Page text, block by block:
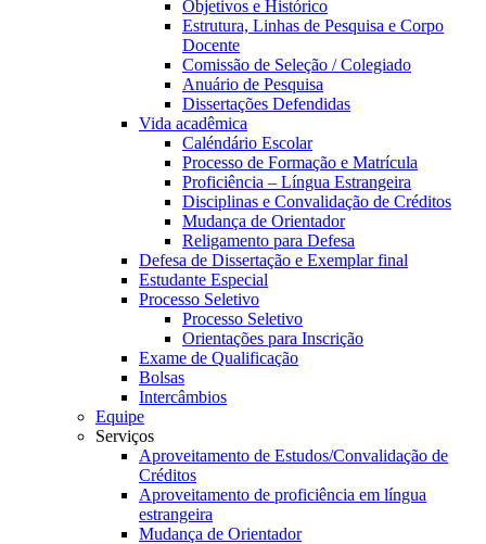
Objetivos e Histórico
Estrutura, Linhas de Pesquisa e Corpo
Docente
Comissão de Seleção / Colegiado
Anuário de Pesquisa
Dissertações Defendidas
Vida acadêmica
Caléndário Escolar
Processo de Formação e Matrícula
Proficiência – Língua Estrangeira
Disciplinas e Convalidação de Créditos
Mudança de Orientador
Religamento para Defesa
Defesa de Dissertação e Exemplar final
Estudante Especial
Processo Seletivo
Processo Seletivo
Orientações para Inscrição
Exame de Qualificação
Bolsas
Intercâmbios
Equipe
Serviços
Aproveitamento de Estudos/Convalidação de
Créditos
Aproveitamento de proficiência em língua
estrangeira
Mudança de Orientador